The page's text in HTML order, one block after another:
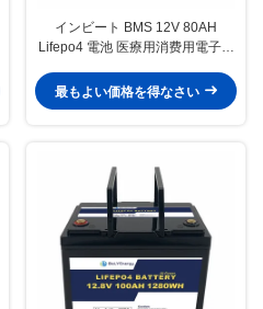
インビート BMS 12V 80AH
Lifepo4 電池 医療用消费用電子機
最もよい価格を得なさい